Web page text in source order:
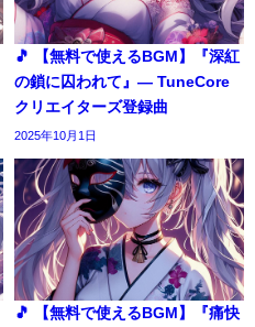
🎵 【無料で使えるBGM】『深紅
の鎖に囚われて』― TuneCore
クリエイターズ登録曲
2025年10月1日
🎵 【無料で使えるBGM】『痛快